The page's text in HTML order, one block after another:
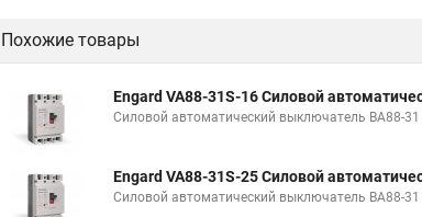
Похожие товары
Engard VA88-31S-16 Силовой
Силовой автоматический выключатель ВА88-31
Engard VA88-31S-25 Силовой
Силовой автоматический выключатель ВА88-31